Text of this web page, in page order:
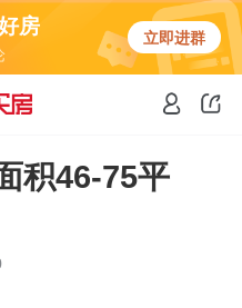
房
立即进群
积46-75平